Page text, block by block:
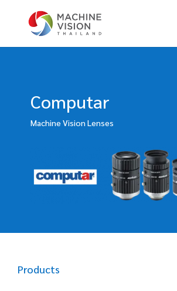
Products
search
Computar
Machine Vision Lenses
Products